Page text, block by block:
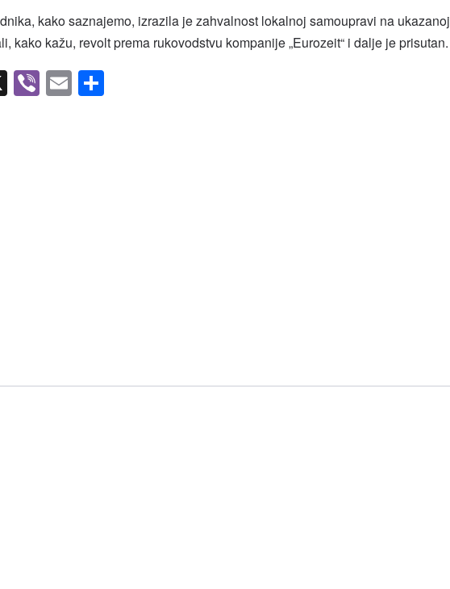
kako saznajemo, izrazila je zahvalnost lokalnoj samoupravi na ukazanoj
kako kažu, revolt prema rukovodstvu kompanije „Eurozeit“ i dalje je prisutan.
X Viber
EmailShare